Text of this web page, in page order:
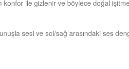
konfor ile gizlenir ve böylece doğal
sesi ve sol/sağ arasındaki ses